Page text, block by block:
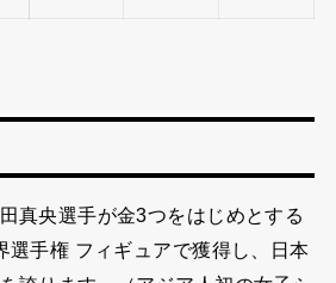
真央選手が金3つをはじめとする
選手権 フィギュアで獲得し、日本